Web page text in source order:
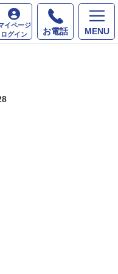
MENU
お電話
イページ
ログイン